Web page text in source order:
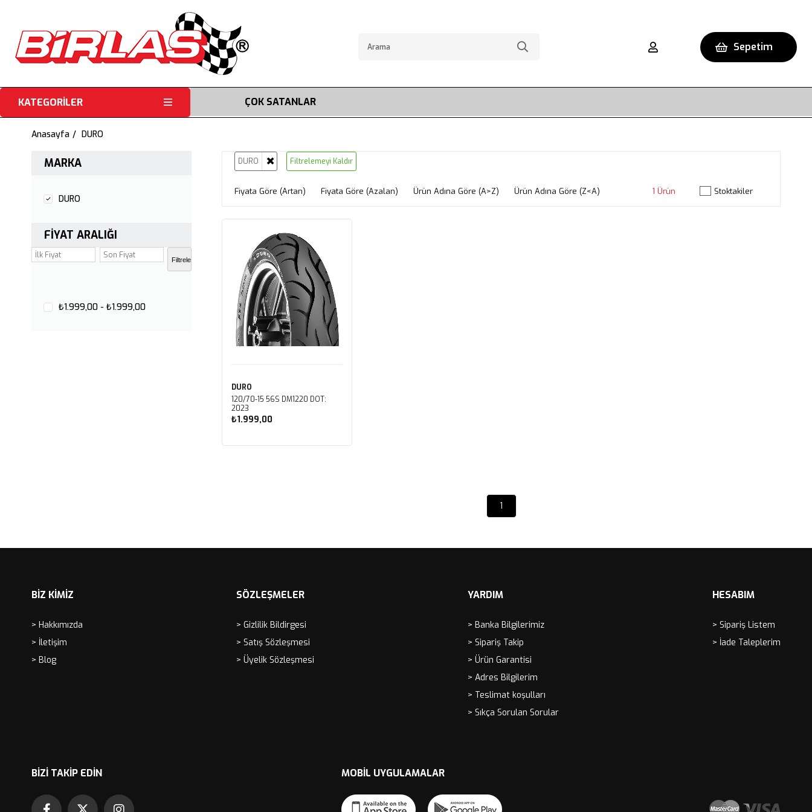
Sepetim
KATEGORİLER ÇOK SATANLAR
Anasayfa DURO
MARKA
DURO
FIYAT ARALIĞI
Filtrele
₺1.999,00 - ₺1.999,00
DURO Filtrelemeyi Kaldır
Fiyata Göre (Artan) Fiyata Göre (Azalan) Ürün Adına Göre (A>Z) Ürün Adına Göre (Z<A) Stoktakiler
1 Ürün
DURO
120/70-15 56S DM1220 DOT:
2023
₺1.999,00
1
BİZ KİMİZ
> Hakkımızda
> İletişim
> Blog
SÖZLEŞMELER
> Gizlilik Bildirgesi
> Satış Sözleşmesi
> Üyelik Sözleşmesi
YARDIM
> Banka Bilgilerimiz
> Sipariş Takip
> Ürün Garantisi
> Adres Bilgilerim
> Teslimat koşulları
> Sıkça Sorulan Sorular
HESABIM
> Sipariş Listem
> İade Taleplerim
BIZI TAKIP EDIN MOBIL UYGULAMALAR